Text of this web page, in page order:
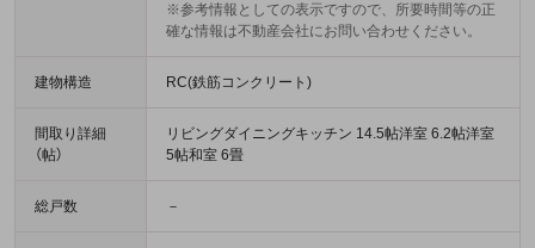
※参考情報としての表示ですので、所要時間等の正
確な情報は不動産会社にお問い合わせください。
建物構造 RC(鉄筋コンクリート)
間取り詳細
（帖）
リビングダイニングキッチン 14.5帖洋室 6.2帖洋室
5帖和室 6畳
総戸数 －